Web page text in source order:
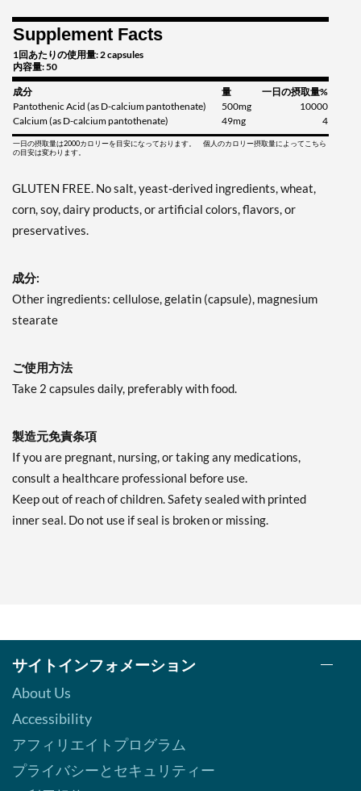
Supplement Facts
1回あたりの使用量: 2 capsules
内容量: 50
成分 量
一日の摂取量%
Pantothenic Acid (as D-calcium pantothenate)
500mg
10000
Calcium (as D-calcium pantothenate)
49mg 4
一日の摂取量は2000カロリーを目安になっております。 個人のカロリー摂取量によってこちら
の目安は変わります。
GLUTEN FREE. No salt, yeast-derived ingredients, wheat,
corn, soy, dairy products, or artificial colors, flavors, or
preservatives.
成分:
Other ingredients: cellulose, gelatin (capsule), magnesium
stearate
ご使用方法
Take 2 capsules daily, preferably with food.
製造元免責条項
If you are pregnant, nursing, or taking any medications,
consult a healthcare professional before use.
Keep out of reach of children. Safety sealed with printed
inner seal. Do not use if seal is broken or missing.
サイトインフォメーション
About Us
Accessibility
アフィリエイトプログラム
プライバシーとセキュリティー